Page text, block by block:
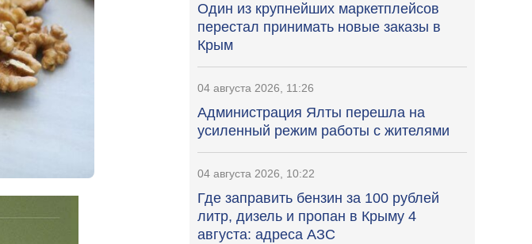
Один из крупнейших маркетплейсов
перестал принимать новые заказы в
Крым
04 августа 2026, 11:26
Администрация Ялты перешла на
усиленный режим работы с жителями
04 августа 2026, 10:22
Где заправить бензин за 100 рублей
литр, дизель и пропан в Крыму 4
августа: адреса АЗС